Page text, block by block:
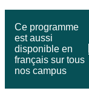
Ce programme
est aussi
disponible en
français sur tous
nos campus